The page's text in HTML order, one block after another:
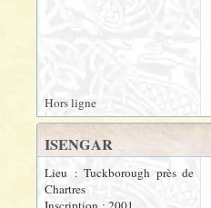
Hors ligne
ISENGAR
Lieu : Tuckborough près de
Chartres